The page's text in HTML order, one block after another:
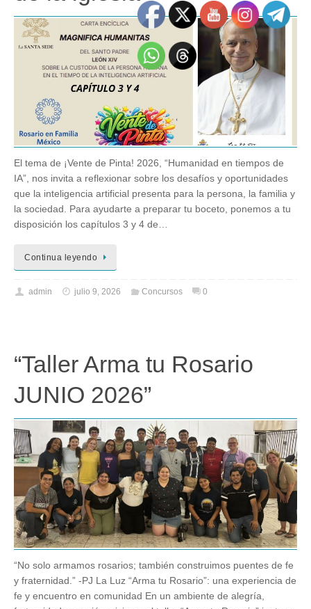
El tema de ¡Vente de Pinta! 2026, “Humanidad en tiempos de
IA”, nos invita a reflexionar sobre los desafíos y oportunidades
que la inteligencia artificial presenta para la persona, la familia y
la sociedad. Para ayudarte a preparar tu boceto, ponemos a tu
disposición los capítulos 3 y 4 de…
Continua leyendo
admin julio 9, 2026 Concursos 0
“Taller Arma tu Rosario
JUNIO 2026”
“No solo armamos rosarios; también construimos puentes de fe
y fraternidad.” -PJ La Luz “Arma tu Rosario”: una experiencia de
fe y encuentro en comunidad En un ambiente de alegría,